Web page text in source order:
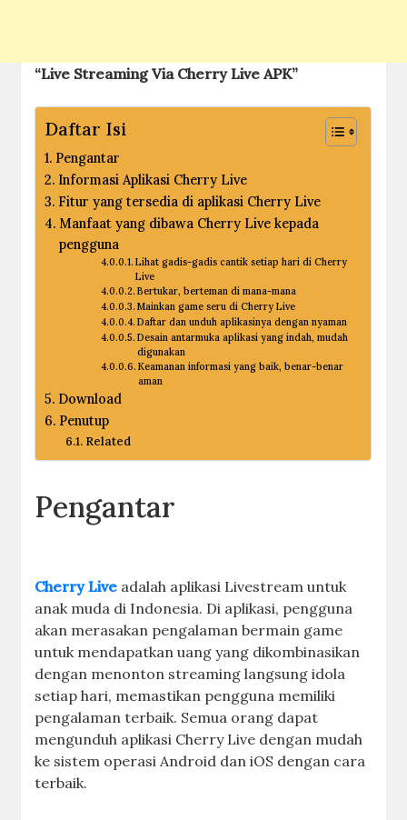
“Live Streaming Via Cherry Live APK”
Daftar Isi
Pengantar
Informasi Aplikasi Cherry Live
Fitur yang tersedia di aplikasi Cherry Live
Manfaat yang dibawa Cherry Live kepada
pengguna
Lihat gadis-gadis cantik setiap hari di Cherry
Live
Bertukar, berteman di mana-mana
Mainkan game seru di Cherry Live
Daftar dan unduh aplikasinya dengan nyaman
Desain antarmuka aplikasi yang indah, mudah
digunakan
Keamanan informasi yang baik, benar-benar
aman
Download
Penutup
Related
Pengantar
Cherry Live adalah aplikasi Livestream untuk
anak muda di Indonesia. Di aplikasi, pengguna
akan merasakan pengalaman bermain game
untuk mendapatkan uang yang dikombinasikan
dengan menonton streaming langsung idola
setiap hari, memastikan pengguna memiliki
pengalaman terbaik. Semua orang dapat
mengunduh aplikasi Cherry Live dengan mudah
ke sistem operasi Android dan iOS dengan cara
terbaik.